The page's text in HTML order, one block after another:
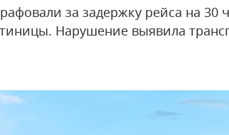
за задержку рейса на 30
Нарушение выявила